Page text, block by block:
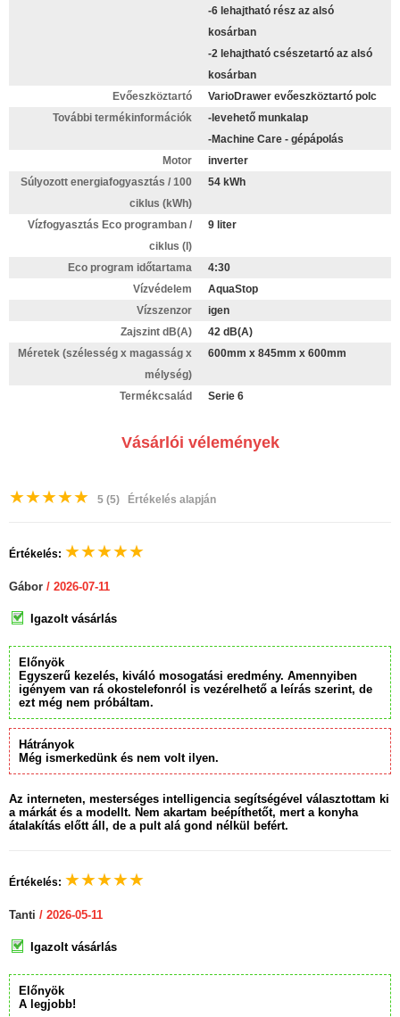
-6 lehajtható rész az alsó
kosárban
-2 lehajtható csészetartó az alsó
kosárban
Evőeszköztartó
VarioDrawer evőeszköztartó polc
További termékinformációk
-levehető munkalap
-Machine Care - gépápolás
Motor
inverter
Súlyozott energiafogyasztás / 100
ciklus (kWh)
54 kWh
Vízfogyasztás Eco programban /
ciklus (l)
9 liter
Eco program időtartama
4:30
Vízvédelem
AquaStop
Vízszenzor
igen
Zajszint dB(A)
42 dB(A)
Méretek (szélesség x magasság x
mélység)
600mm x 845mm x 600mm
Termékcsalád Serie 6
Vásárlói vélemények
★★★★★ 5 (5) Értékelés alapján
Értékelés: ★★★★★
Gábor / 2026-07-11
Igazolt vásárlás
Előnyök
Egyszerű kezelés, kiváló mosogatási eredmény. Amennyiben
igényem van rá okostelefonról is vezérelhető a leírás szerint, de
ezt még nem próbáltam.
Hátrányok
Még ismerkedünk és nem volt ilyen.
Az interneten, mesterséges intelligencia segítségével választottam ki
a márkát és a modellt. Nem akartam beépíthetőt, mert a konyha
átalakítás előtt áll, de a pult alá gond nélkül befért.
Értékelés: ★★★★★
Tanti / 2026-05-11
Igazolt vásárlás
Előnyök
A legjobb!